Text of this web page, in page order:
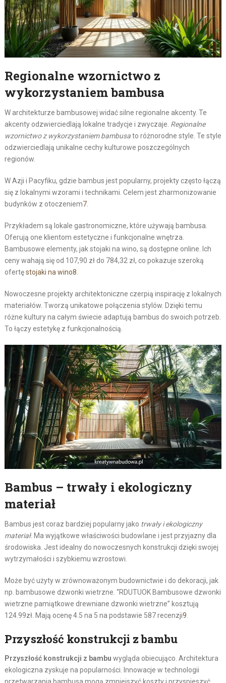
Regionalne wzornictwo z
wykorzystaniem bambusa
W architekturze bambusowej widać silne regionalne akcenty. Te
akcenty odzwierciedlają lokalne tradycje i zwyczaje. Regionalne
wzornictwo z wykorzystaniem bambusato różnorodne style. Te style
odzwierciedlają unikalne cechy kulturowe poszczególnych
regionów.
W Azji i Pacyfiku, gdzie bambus jest popularny, projekty często łączą
się z lokalnymi wzorami i technikami. Celem jest zharmonizowanie
budynków z otoczeniem7.
Przykładem są lokale gastronomiczne, które używają bambusa.
Oferują one klientom estetyczne i funkcjonalne wnętrza.
Bambusowe elementy, jak stojaki na wino, są dostępne online. Ich
ceny wahają się od 107,90 zł do 784,32 zł, co pokazuje szeroką
ofertęstojaki na wino8.
Nowoczesne projekty architektoniczne czerpią inspirację z lokalnych
materiałów. Tworzą unikatowe połączenia stylów. Dzięki temu
różne kultury na całym świecie adaptują bambus do swoich potrzeb.
To łączy estetykę z funkcjonalnością.
Bambus – trwały i ekologiczny
materiał
Bambus jest coraz bardziej popularny jako trwały i ekologiczny
materiał. Ma wyjątkowe właściwości budowlane i jest przyjazny dla
środowiska. Jest idealny do nowoczesnych konstrukcji dzięki swojej
wytrzymałości i szybkiemu wzrostowi.
Może być użyty w zrównoważonym budownictwie i do dekoracji, jak
np. bambusowe dzwonki wietrzne. “RDUTUOK Bambusowe dzwonki
wietrzne pamiątkowe drewniane dzwonki wietrzne” kosztują
124.99zł. Mają ocenę 4.5 na 5 na podstawie 587 recenzji9.
Przyszłość konstrukcji z bambu
Przyszłość konstrukcji z bambu wygląda obiecująco. Architektura
ekologiczna zyskuje na popularności. Innowacje w technologii